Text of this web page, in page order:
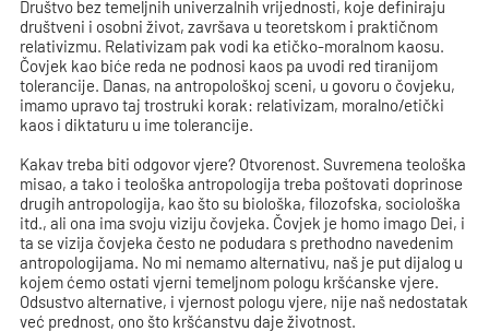
Društvo bez temeljnih univerzalnih vrijednosti, koje definiraju
društveni i osobni život, završava u teoretskom i praktičnom
relativizmu. Relativizam pak vodi ka etičko-moralnom kaosu.
Čovjek kao biće reda ne podnosi kaos pa uvodi red tiranijom
tolerancije. Danas, na antropološkoj sceni, u govoru o čovjeku,
imamo upravo taj trostruki korak: relativizam, moralno/etički
kaos i diktaturu u ime tolerancije.
Kakav treba biti odgovor vjere? Otvorenost. Suvremena teološka
misao, a tako i teološka antropologija treba poštovati doprinose
drugih antropologija, kao što su biološka, filozofska, sociološka
itd., ali ona ima svoju viziju čovjeka. Čovjek je homo imago Dei, i
ta se vizija čovjeka često ne podudara s prethodno navedenim
antropologijama. No mi nemamo alternativu, naš je put dijalog u
kojem ćemo ostati vjerni temeljnom pologu kršćanske vjere.
Odsustvo alternative, i vjernost pologu vjere, nije naš nedostatak
već prednost, ono što kršćanstvu daje životnost.